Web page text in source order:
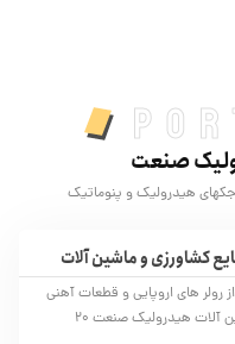
صنعت
هیدرولیک و پنوماتیک
کشاورزی و ماشین آلات
رولر های اروپایی و قطعات آهنی
داخلی جهت استفاده در صنایع کشاورزی و ماشین آلات هیدرولیک صنعت 20